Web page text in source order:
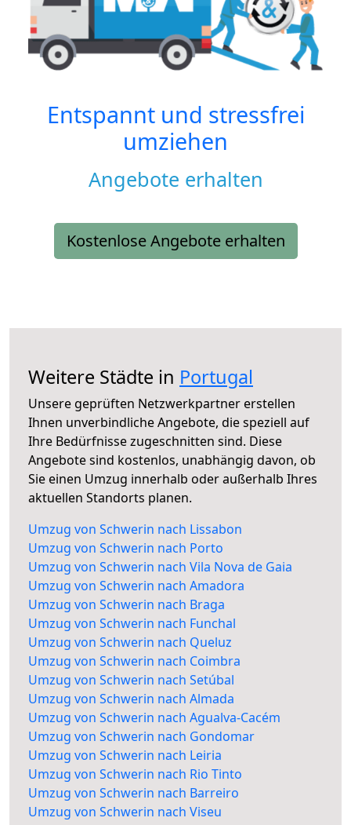
Entspannt und stressfrei
umziehen
Angebote erhalten
Kostenlose Angebote erhalten
Weitere Städte in Portugal
Unsere geprüften Netzwerkpartner erstellen
Ihnen unverbindliche Angebote, die speziell auf
Ihre Bedürfnisse zugeschnitten sind. Diese
Angebote sind kostenlos, unabhängig davon, ob
Sie einen Umzug innerhalb oder außerhalb Ihres
aktuellen Standorts planen.
Umzug von Schwerin nach Lissabon
Umzug von Schwerin nach Porto
Umzug von Schwerin nach Vila Nova de Gaia
Umzug von Schwerin nach Amadora
Umzug von Schwerin nach Braga
Umzug von Schwerin nach Funchal
Umzug von Schwerin nach Queluz
Umzug von Schwerin nach Coimbra
Umzug von Schwerin nach Setúbal
Umzug von Schwerin nach Almada
Umzug von Schwerin nach Agualva-Cacém
Umzug von Schwerin nach Gondomar
Umzug von Schwerin nach Leiria
Umzug von Schwerin nach Rio Tinto
Umzug von Schwerin nach Barreiro
Umzug von Schwerin nach Viseu